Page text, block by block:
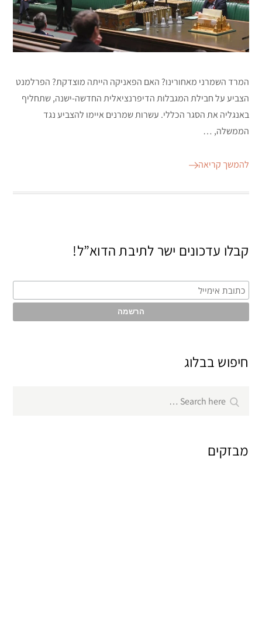
המרד השמרני מאחורינו? האם הפאניקה הייתה מוצדקת? הפרלמנט
הצביע על חבילת המגבלות הדיפרנציאלית החדשה-ישנה, שתחליף
באנגליה את הסגר הכללי. עשרות שמרנים איימו להצביע נגד
הממשלה, …
להמשך קריאה
קבלו עדכונים ישר לתיבת הדוא”ל!
חיפוש בבלוג
for:
Search
מבזקים